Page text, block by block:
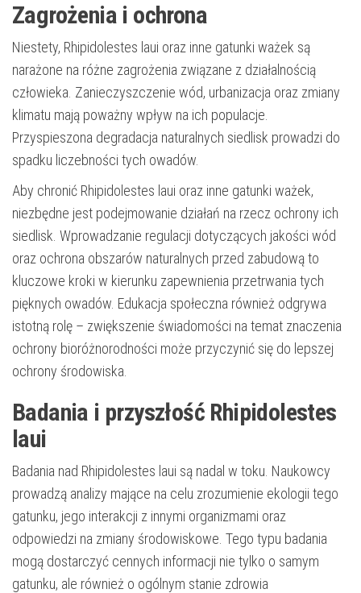
Zagrożenia i ochrona
Niestety, Rhipidolestes laui oraz inne gatunki ważek są
narażone na różne zagrożenia związane z działalnością
człowieka. Zanieczyszczenie wód, urbanizacja oraz zmiany
klimatu mają poważny wpływ na ich populacje.
Przyspieszona degradacja naturalnych siedlisk prowadzi do
spadku liczebności tych owadów.
Aby chronić Rhipidolestes laui oraz inne gatunki ważek,
niezbędne jest podejmowanie działań na rzecz ochrony ich
siedlisk. Wprowadzanie regulacji dotyczących jakości wód
oraz ochrona obszarów naturalnych przed zabudową to
kluczowe kroki w kierunku zapewnienia przetrwania tych
pięknych owadów. Edukacja społeczna również odgrywa
istotną rolę – zwiększenie świadomości na temat znaczenia
ochrony bioróżnorodności może przyczynić się do lepszej
ochrony środowiska.
Badania i przyszłość Rhipidolestes
laui
Badania nad Rhipidolestes laui są nadal w toku. Naukowcy
prowadzą analizy mające na celu zrozumienie ekologii tego
gatunku, jego interakcji z innymi organizmami oraz
odpowiedzi na zmiany środowiskowe. Tego typu badania
mogą dostarczyć cennych informacji nie tylko o samym
gatunku, ale również o ogólnym stanie zdrowia